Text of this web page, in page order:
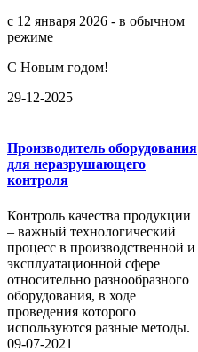
с 12 января 2026 - в обычном
режиме
С Новым годом!
29-12-2025
Производитель оборудования
для неразрушающего
контроля
Контроль качества продукции
– важный технологический
процесс в производственной и
эксплуатационной сфере
относительно разнообразного
оборудования, в ходе
проведения которого
используются разные методы.
09-07-2021